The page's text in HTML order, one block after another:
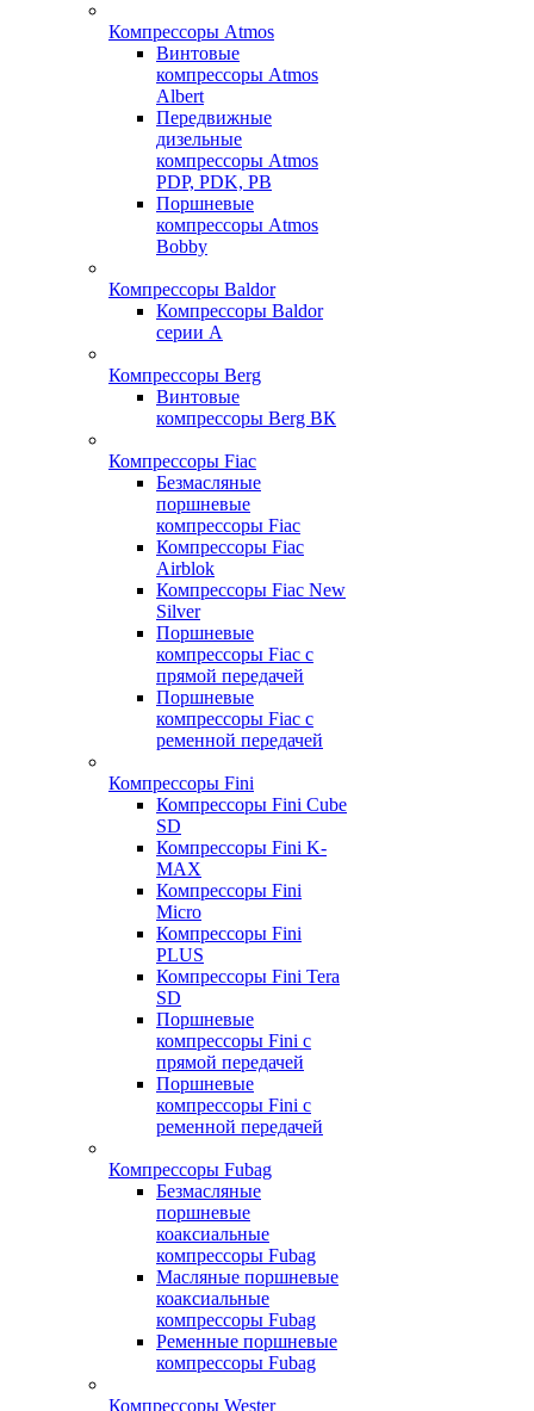
Компрессоры Atmos
Винтовые
компрессоры Atmos
Albert
Передвижные
дизельные
компрессоры Atmos
PDP, PDK, PB
Поршневые
компрессоры Atmos
Bobby
Компрессоры Baldor
Компрессоры Baldor
серии A
Компрессоры Berg
Винтовые
компрессоры Berg ВК
Компрессоры Fiac
Безмасляные
поршневые
компрессоры Fiac
Компрессоры Fiac
Airblok
Компрессоры Fiac New
Silver
Поршневые
компрессоры Fiac с
прямой передачей
Поршневые
компрессоры Fiac с
ременной передачей
Компрессоры Fini
Компрессоры Fini Cube
SD
Компрессоры Fini K-
MAX
Компрессоры Fini
Micro
Компрессоры Fini
PLUS
Компрессоры Fini Tera
SD
Поршневые
компрессоры Fini с
прямой передачей
Поршневые
компрессоры Fini с
ременной передачей
Компрессоры Fubag
Безмасляные
поршневые
коаксиальные
компрессоры Fubag
Масляные поршневые
коаксиальные
компрессоры Fubag
Ременные поршневые
компрессоры Fubag
Компрессоры Wester